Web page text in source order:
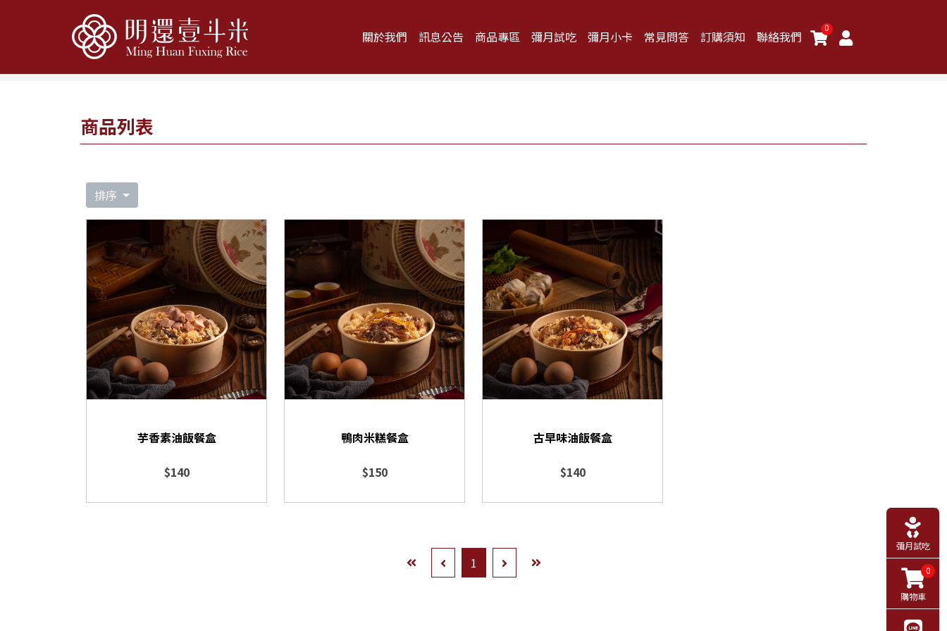
關於我們 訊息公告 商品專區 彌月試吃 彌月小卡 常見問答 訂購須知 聯絡我們
0
商品列表
排序
芋香素油飯餐盒
$140
鴨肉米糕餐盒
$150
古早味油飯餐盒
$140
1
彌月試吃
購物車
0